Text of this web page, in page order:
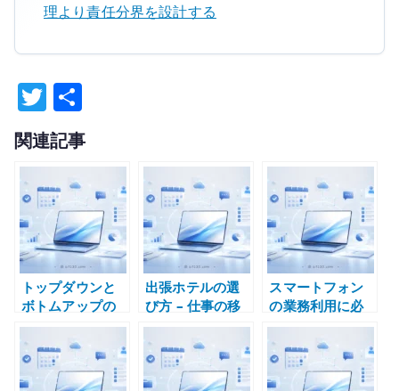
理より責任分界を設計する
T
w
it
te
r
有
関連記事
トップダウンと
ボトムアップの
考え方 – 設計と
現場理解の両方
が必要になる理
由
出張ホテルの選
び方 – 仕事の移
動で消耗しない
ための実務目線
スマートフォン
の業務利用に必
要なもの – 端末
配布よりアプリ
と運用設計